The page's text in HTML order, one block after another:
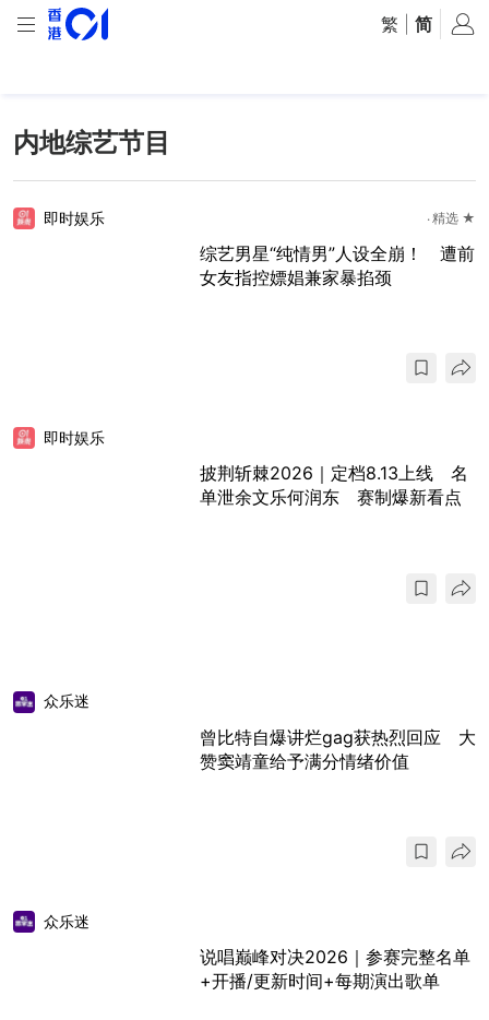
繁 简
内地综艺节目
即时娱乐 精选 ★
综艺男星“纯情男”人设全崩！ 遭前
女友指控嫖娼兼家暴掐颈
即时娱乐
披荆斩棘2026｜定档8.13上线 名
单泄余文乐何润东 赛制爆新看点
众乐迷
曾比特自爆讲烂gag获热烈回应 大
赞窦靖童给予满分情绪价值
众乐迷
说唱巅峰对决2026｜参赛完整名单
+开播/更新时间+每期演出歌单